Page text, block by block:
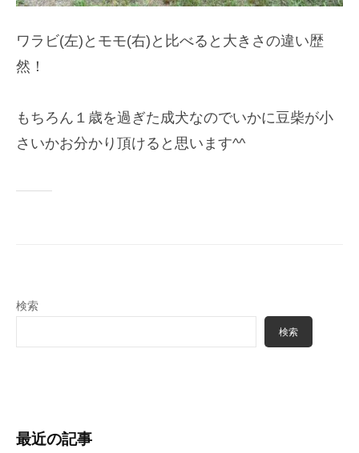
ワラビ(左)とモモ(右)と比べると大きさの違い歴
然！
もちろん１歳を過ぎた成犬なのでいかに豆柴が小
さいかお分かり頂けると思います^^
検索
検索
最近の記事